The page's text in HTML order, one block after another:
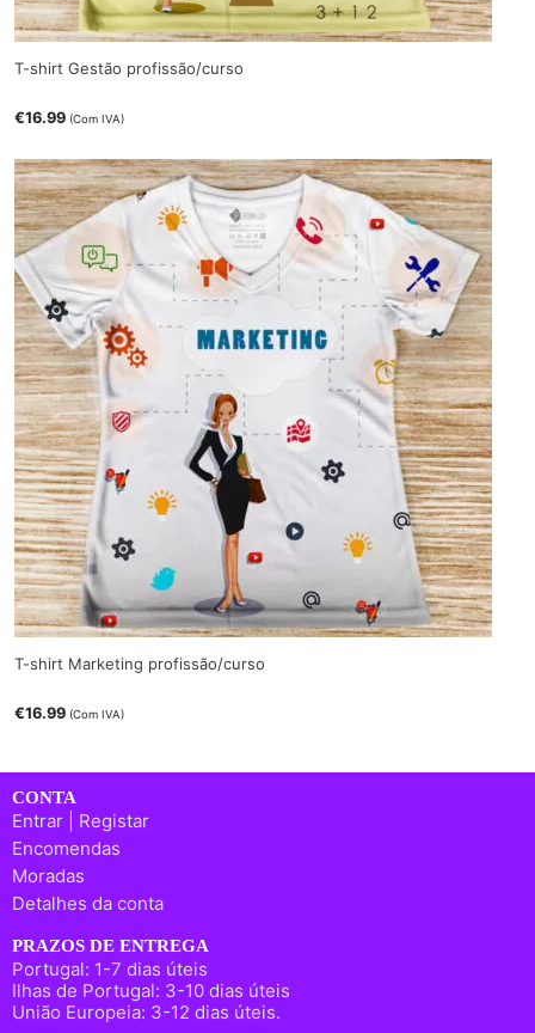
T-shirt Gestão profissão/curso
€16.99 (Com IVA)
T-shirt Marketing profissão/curso
€16.99 (Com IVA)
CONTA
Entrar | Registar
Encomendas
Moradas
Detalhes da conta
PRAZOS DE ENTREGA
Portugal: 1-7 dias úteis
Ilhas de Portugal: 3-10 dias úteis
União Europeia: 3-12 dias úteis.